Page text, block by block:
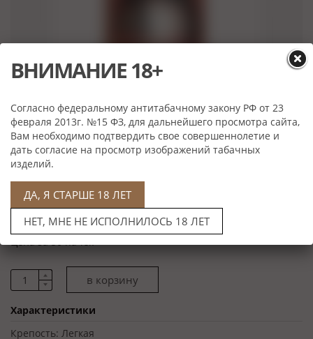
Цена: 11 000 руб
Артикул: 10009100
Характеристики
Крепость: Легкая
ВНИМАНИЕ 18+
Согласно федеральному антитабачному закону РФ от 23
февраля 2013г. №15 ФЗ, для дальнейшего просмотра сайта,
Вам необходимо подтвердить свое совершеннолетие и
дать согласие на просмотр изображений табачных
изделий.
ДА, Я СТАРШЕ 18 ЛЕТ
НЕТ, МНЕ НЕ ИСПОЛНИЛОСЬ 18 ЛЕТ